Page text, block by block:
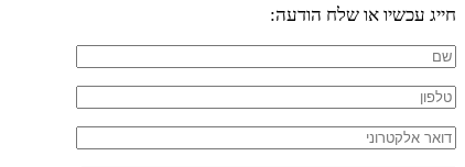
חייג עכשיו או שלח הודעה: